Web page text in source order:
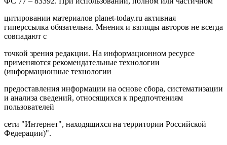
цитировании материалов planet-today.ru активная
гиперссылка обязательна. Мнения и взгляды авторов не всегда
совпадают с
точкой зрения редакции. На информационном ресурсе
применяются рекомендательные технологии
(информационные технологии
предоставления информации на основе сбора, систематизации
и анализа сведений, относящихся к предпочтениям
пользователей
сети "Интернет", находящихся на территории Российской
Федерации)".